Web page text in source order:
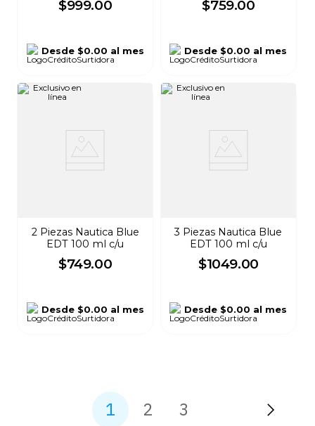
$999.00
Desde$0.00 al mes
$759.00
Desde $0.00 al mes
2 Piezas Nautica Blue
EDT 100 ml c/u
$749.00
Desde$0.00 al mes
3 Piezas Nautica Blue
EDT 100 ml c/u
$1049.00
Desde $0.00 al mes
1 2 3